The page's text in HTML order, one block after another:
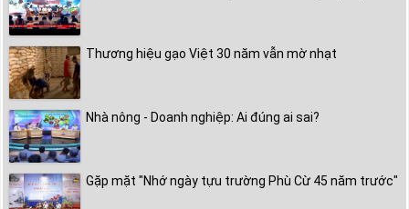
Thương hiệu gạo Việt 30 năm vẫn mờ nhạt
Nhà nông - Doanh nghiệp: Ai đúng ai sai?
Gặp mặt "Nhớ ngày tựu trường Phù Cừ 45 năm trước"